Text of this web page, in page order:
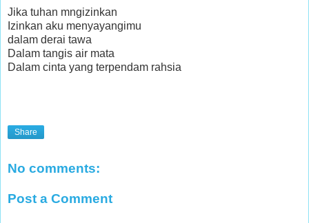
Jika tuhan mngizinkan
Izinkan aku menyayangimu
dalam derai tawa
Dalam tangis air mata
Dalam cinta yang terpendam rahsia
Share
No comments:
Post a Comment